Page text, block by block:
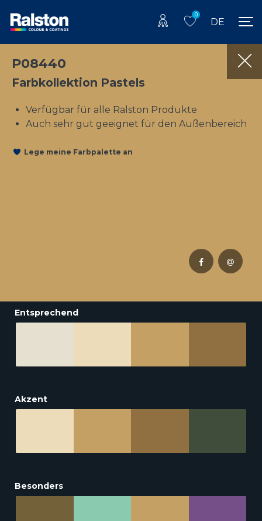
0
DE
P08440
Farbkollektion Pastels
Verfügbar für alle Ralston Produkte
Auch sehr gut geeignet für den Außenbereich
Lege meine Farbpalette an
Entsprechend
Akzent
Besonders